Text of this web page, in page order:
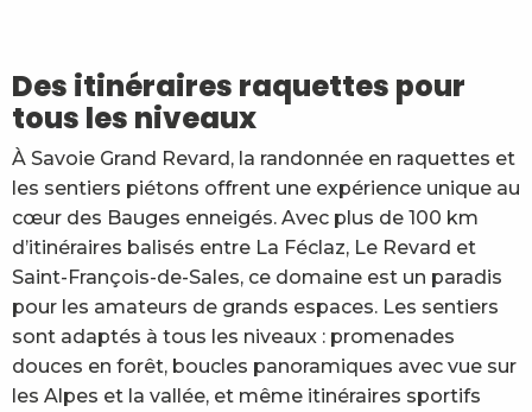
ESI - Ecole de Ski Nordique de Saint François de
ESI Top Nordic
Azimut Experience Montagne
Des itinéraires raquettes pour
tous les niveaux
À Savoie Grand Revard, la randonnée en raquettes et
les sentiers piétons offrent une expérience unique au
cœur des Bauges enneigés. Avec plus de 100 km
d’itinéraires balisés entre La Féclaz, Le Revard et
Saint-François-de-Sales, ce domaine est un paradis
pour les amateurs de grands espaces. Les sentiers
sont adaptés à tous les niveaux : promenades
douces en forêt, boucles panoramiques avec vue sur
les Alpes et la vallée, et même itinéraires sportifs